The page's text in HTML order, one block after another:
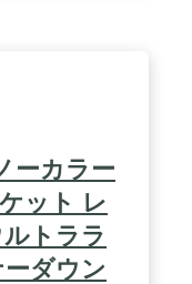
ーカラー
ット レ
トララ
ダウン